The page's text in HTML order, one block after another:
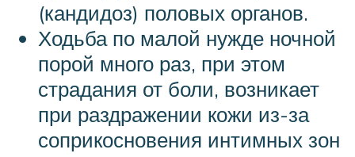
(кандидоз) половых органов.
Ходьба по малой нужде ночной
порой много раз, при этом
страдания от боли, возникает
при раздражении кожи из-за
соприкосновения интимных зон